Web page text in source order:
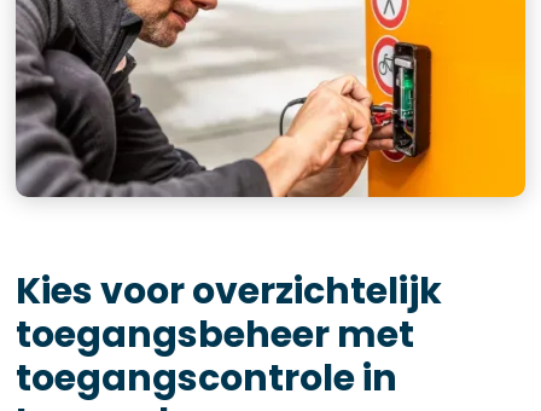
Kies voor overzichtelijk
toegangsbeheer met
toegangscontrole in